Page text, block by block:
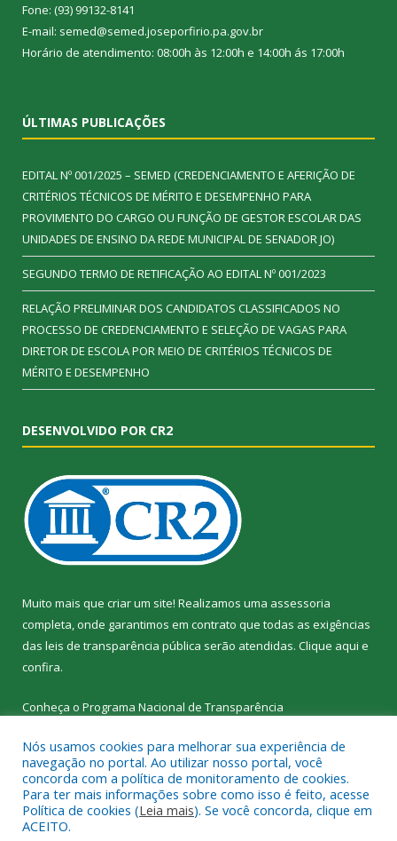
Fone: (93) 99132-8141
E-mail: semed@semed.joseporfirio.pa.gov.br
Horário de atendimento: 08:00h às 12:00h e 14:00h ás 17:00h
ÚLTIMAS PUBLICAÇÕES
EDITAL Nº 001/2025 – SEMED (CREDENCIAMENTO E AFERIÇÃO DE
CRITÉRIOS TÉCNICOS DE MÉRITO E DESEMPENHO PARA
PROVIMENTO DO CARGO OU FUNÇÃO DE GESTOR ESCOLAR DAS
UNIDADES DE ENSINO DA REDE MUNICIPAL DE SENADOR JO)
SEGUNDO TERMO DE RETIFICAÇÃO AO EDITAL Nº 001/2023
RELAÇÃO PRELIMINAR DOS CANDIDATOS CLASSIFICADOS NO
PROCESSO DE CREDENCIAMENTO E SELEÇÃO DE VAGAS PARA
DIRETOR DE ESCOLA POR MEIO DE CRITÉRIOS TÉCNICOS DE
MÉRITO E DESEMPENHO
DESENVOLVIDO POR CR2
Muito mais que criar um site! Realizamos uma assessoria
completa, onde garantimos em contrato que todas as exigências
das leis de transparência pública serão atendidas. Clique aqui e
confira.
Conheça o Programa Nacional de Transparência
Todos os direitos reservados a SEMED – Secretaria Municipal de
Educação de Senador José Porfírio.
Nós usamos cookies para melhorar sua experiência de
navegação no portal. Ao utilizar nosso portal, você
concorda com a política de monitoramento de cookies.
Para ter mais informações sobre como isso é feito, acesse
Política de cookies (Leia mais). Se você concorda, clique em
ACEITO.